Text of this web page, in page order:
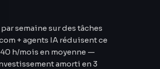
semaine sur des tâches
+ agents IA réduisent ce
40 h/mois en moyenne —
amorti en 3